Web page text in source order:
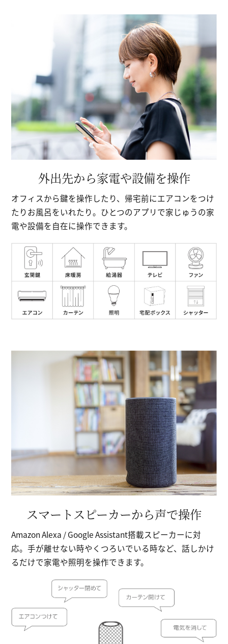
外出先から家電や設備を操作
オフィスから鍵を操作したり、帰宅前にエアコンをつけ
たりお風呂をいれたり。ひとつのアプリで家じゅうの家
電や設備を自在に操作できます。
スマートスピーカーから声で操作
Amazon Alexa / Google Assistant搭載スピーカーに対
応。手が離せない時やくつろいでいる時など、話しかけ
るだけで家電や照明を操作できます。